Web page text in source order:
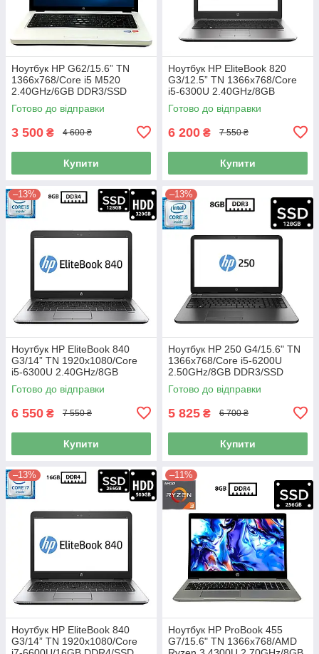
Ноутбук HP G62/15.6” TN
1366x768/Core i5 M520
2.40GHz/6GB DDR3/SSD
120GB/Intel HD Graphics/
Камера Б/В
Готово до відправки
3 500 ₴ 4 600 ₴
Купити
Ноутбук HP EliteBook 820
G3/12.5” TN 1366x768/Core
i5-6300U 2.40GHz/8GB
DDR4/SSD 256GB/HD
Graphics 520/Камера Б/В
Готово до відправки
6 200 ₴ 7 550 ₴
Купити
–13%
Ноутбук HP EliteBook 840
G3/14” TN 1920x1080/Core
i5-6300U 2.40GHz/8GB
DDR4/SSD 128GB+HDD
320GB/HD Graphics 520/
Готово до відправки
6 550 ₴ 7 550 ₴
Купити
–13%
Ноутбук HP 250 G4/15.6" TN
1366x768/Core i5-6200U
2.50GHz/8GB DDR3/SSD
128GB/HD Graphics 520/
Камера Б/В
Готово до відправки
5 825 ₴ 6 700 ₴
Купити
–13%
Ноутбук HP EliteBook 840
G3/14” TN 1920x1080/Core
–11%
Ноутбук HP ProBook 455
G7/15.6" TN 1366x768/AMD